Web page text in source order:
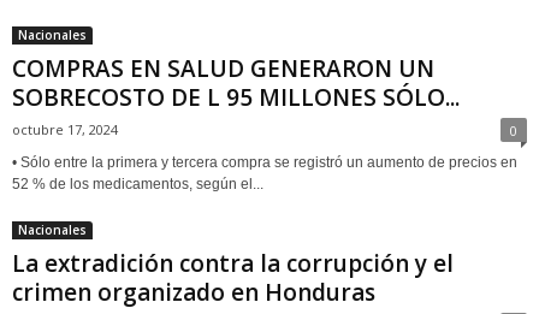
Nacionales
COMPRAS EN SALUD GENERARON UN
SOBRECOSTO DE L 95 MILLONES SÓLO...
octubre 17, 2024 0
• Sólo entre la primera y tercera compra se registró un aumento de precios en
52 % de los medicamentos, según el...
Nacionales
La extradición contra la corrupción y el
crimen organizado en Honduras